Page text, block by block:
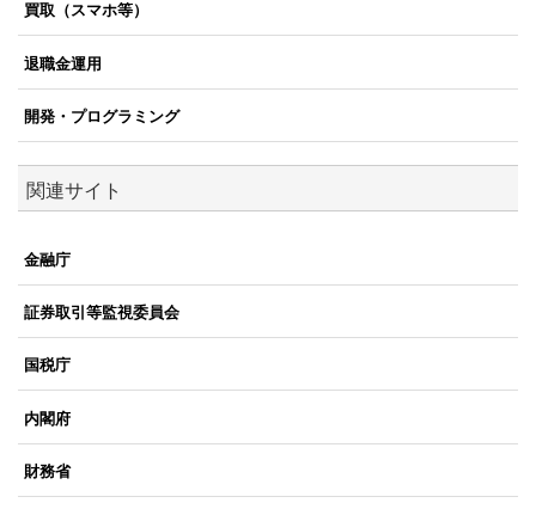
買取（スマホ等）
退職金運用
開発・プログラミング
関連サイト
金融庁
証券取引等監視委員会
国税庁
内閣府
財務省